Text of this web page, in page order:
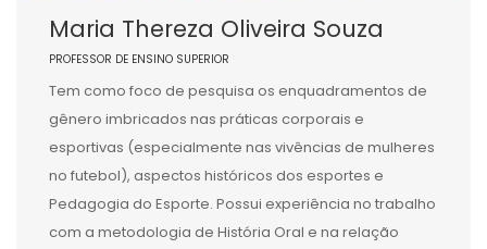
Maria Thereza Oliveira Souza
PROFESSOR DE ENSINO SUPERIOR
Tem como foco de pesquisa os enquadramentos de
gênero imbricados nas práticas corporais e
esportivas (especialmente nas vivências de mulheres
no futebol), aspectos históricos dos esportes e
Pedagogia do Esporte. Possui experiência no trabalho
com a metodologia de História Oral e na relação